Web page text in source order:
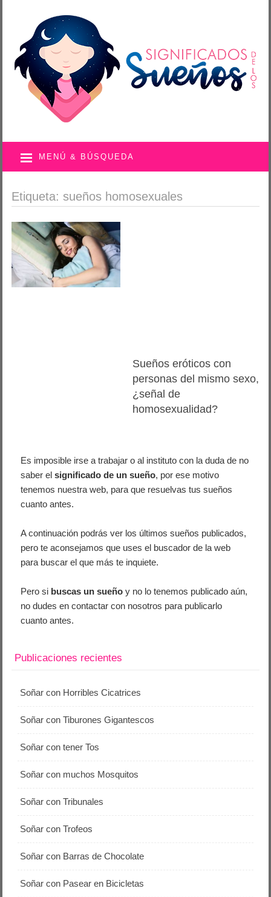
MENÚ & BÚSQUEDA
Etiqueta: sueños homosexuales
Sueños eróticos con
personas del mismo sexo,
¿señal de
homosexualidad?
Es imposible irse a trabajar o al instituto con la duda de no
saber elsignificado de un sueño, por ese motivo
tenemos nuestra web, para que resuelvas tus sueños
cuanto antes.
A continuación podrás ver los últimos sueños publicados,
pero te aconsejamos que uses el buscador de la web
para buscar el que más te inquiete.
Pero si buscas un sueño y no lo tenemos publicado aún,
no dudes en contactar con nosotros para publicarlo
cuanto antes.
Publicaciones recientes
Soñar con Horribles Cicatrices
Soñar con Tiburones Gigantescos
Soñar con tener Tos
Soñar con muchos Mosquitos
Soñar con Tribunales
Soñar con Trofeos
Soñar con Barras de Chocolate
Soñar con Pasear en Bicicletas